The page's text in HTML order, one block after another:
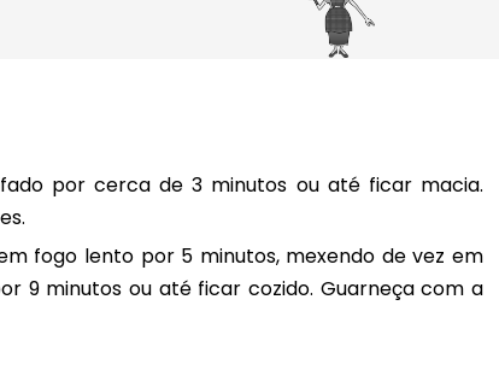
por cerca de 3 minutos ou até ficar macia.
fogo lento por 5 minutos, mexendo de vez em
9 minutos ou até ficar cozido. Guarneça com a